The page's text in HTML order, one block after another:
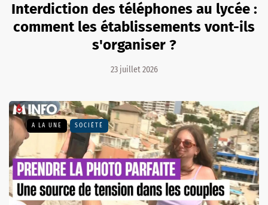
Interdiction des téléphones au lycée :
comment les établissements vont-ils
s'organiser ?
23 juillet 2026
A LA UNE SOCIÉTÉ